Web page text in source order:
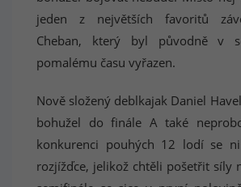
jeden z největších favoritů
Cheban, který byl původně v
pomalému času vyřazen.
Nově složený deblkajak Daniel
bohužel do finále A také
konkurenci pouhých 12 lodí se
rozjížďce, jelikož chtěli pošetřit síly